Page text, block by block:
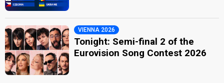
VIENNA 2026
Tonight: Semi-final 2 of the
Eurovision Song Contest 2026